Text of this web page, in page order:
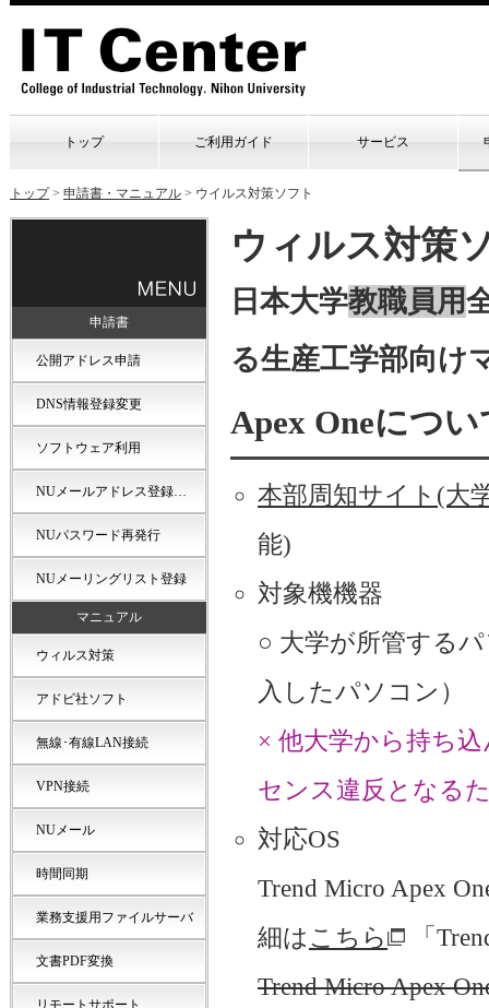
トップ ご利用ガイド サービス
トップ> 申請書・マニュアル > ウイルス対策ソフト
ウィルス対策
日本大学教職員用
る生産工学部向け
Apex Oneについ
本部周知サイト(大
能)
対象機機器
○ 大学が所管する
入したパソコン）
× 他大学から持ち
センス違反となる
対応OS
Trend Micro Apex
細は こちら
「
Trend Micro Apex
申請書
公開アドレス申請
DNS情報登録変更
ソフトウェア利用
NUメールアドレス登録…
NUパスワード再発行
NUメーリングリスト登録
マニュアル
ウィルス対策
アドビ社ソフト
無線･有線LAN接続
VPN接続
NUメール
時間同期
業務支援用ファイルサーバ
文書PDF変換
リモートサポート